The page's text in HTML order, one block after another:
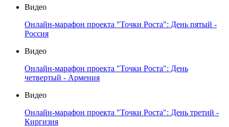
Видео
Онлайн-марафон проекта "Точки Роста": День пятый -
Россия
Видео
Онлайн-марафон проекта "Точки Роста": День
четвертый - Армения
Видео
Онлайн-марафон проекта "Точки Роста": День третий -
Киргизия